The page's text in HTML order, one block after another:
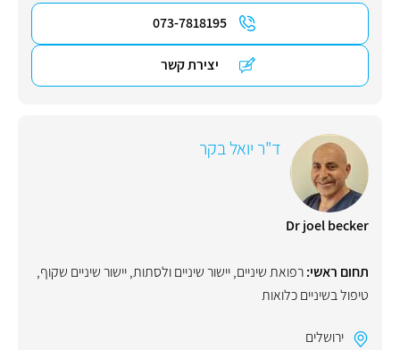
073-7818195
יצירת קשר
ד"ר יואל בקר
Dr joel becker
תחום ראשי:רפואת שיניים,יישור שיניים ולסתות,יישור שיניים שקוף,
טיפול בשיניים כלואות
ירושלים